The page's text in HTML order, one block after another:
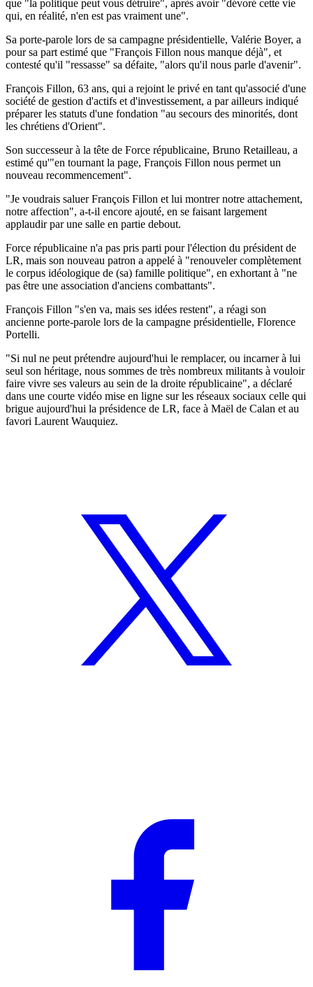
que "la politique peut vous détruire", après avoir "dévoré cette vie
qui, en réalité, n'en est pas vraiment une".
Sa porte-parole lors de sa campagne présidentielle, Valérie Boyer, a
pour sa part estimé que "François Fillon nous manque déjà", et
contesté qu'il "ressasse" sa défaite, "alors qu'il nous parle d'avenir".
François Fillon, 63 ans, qui a rejoint le privé en tant qu'associé d'une
société de gestion d'actifs et d'investissement, a par ailleurs indiqué
préparer les statuts d'une fondation "au secours des minorités, dont
les chrétiens d'Orient".
Son successeur à la tête de Force républicaine, Bruno Retailleau, a
estimé qu'"en tournant la page, François Fillon nous permet un
nouveau recommencement".
"Je voudrais saluer François Fillon et lui montrer notre attachement,
notre affection", a-t-il encore ajouté, en se faisant largement
applaudir par une salle en partie debout.
Force républicaine n'a pas pris parti pour l'élection du président de
LR, mais son nouveau patron a appelé à "renouveler complètement
le corpus idéologique de (sa) famille politique", en exhortant à "ne
pas être une association d'anciens combattants".
François Fillon "s'en va, mais ses idées restent", a réagi son
ancienne porte-parole lors de la campagne présidentielle, Florence
Portelli.
"Si nul ne peut prétendre aujourd'hui le remplacer, ou incarner à lui
seul son héritage, nous sommes de très nombreux militants à vouloir
faire vivre ses valeurs au sein de la droite républicaine", a déclaré
dans une courte vidéo mise en ligne sur les réseaux sociaux celle qui
brigue aujourd'hui la présidence de LR, face à Maël de Calan et au
favori Laurent Wauquiez.